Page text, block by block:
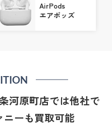
AirPods
エアポッズ
河原町店では他社で
ニーも買取可能